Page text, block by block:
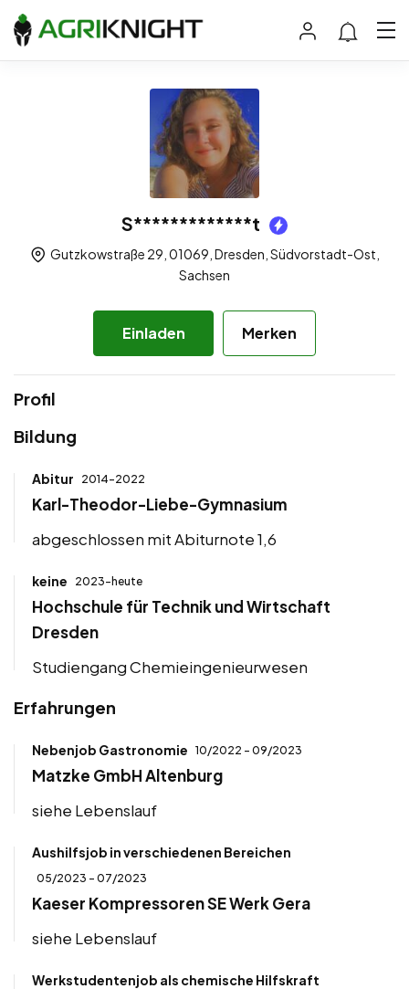
S*************t
Gutzkowstraße 29, 01069, Dresden, Südvorstadt-Ost,
Sachsen
Einladen Merken
Profil
Bildung
Abitur 2014-2022
Karl-Theodor-Liebe-Gymnasium
abgeschlossen mit Abiturnote 1,6
keine 2023-heute
Hochschule für Technik und Wirtschaft
Dresden
Studiengang Chemieingenieurwesen
Erfahrungen
Nebenjob Gastronomie 10/2022 - 09/2023
Matzke GmbH Altenburg
siehe Lebenslauf
Aushilfsjob in verschiedenen Bereichen
05/2023 - 07/2023
Kaeser Kompressoren SE Werk Gera
siehe Lebenslauf
Werkstudentenjob als chemische Hilfskraft